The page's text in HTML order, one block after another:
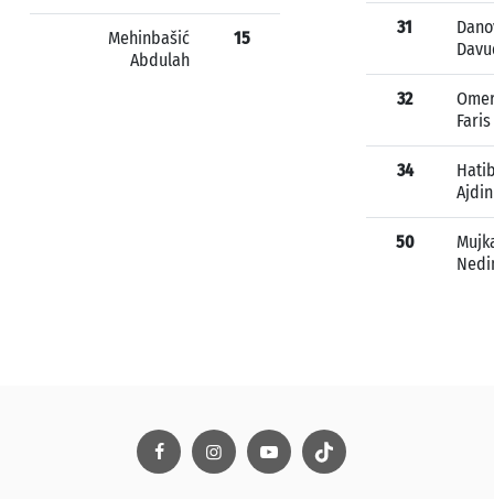
Mehinbašić
Abdulah
15
31
32
Faris
34
Ajdin
50